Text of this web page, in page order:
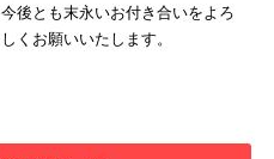
今後とも末永いお付き合いをよろ
しくお願いいたします。